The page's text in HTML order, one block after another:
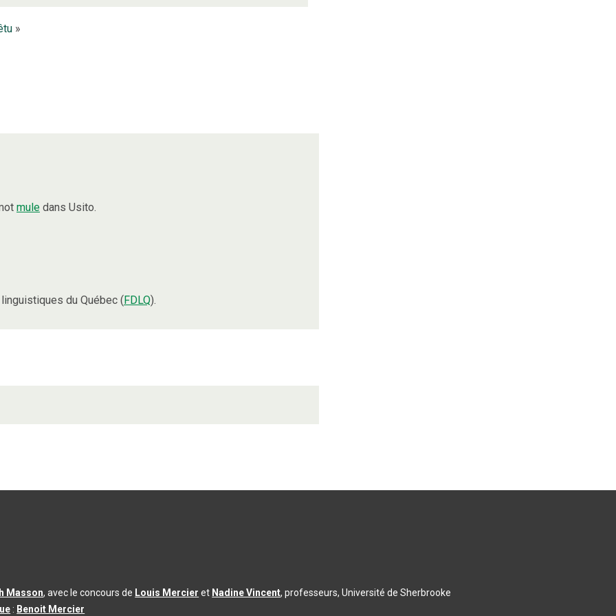
»
mule dans Usito.
du Québec (FDLQ).
Masson, avec le concours de Louis Mercier et Nadine Vincent, professeurs, Université de Sherbrooke
: Benoit Mercier